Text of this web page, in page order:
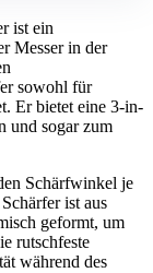
ist ein
Messer in der
sowohl für
Er bietet eine 3-in-
und sogar zum
Schärfwinkel je
ist aus
geformt, um
rutschfeste
während des